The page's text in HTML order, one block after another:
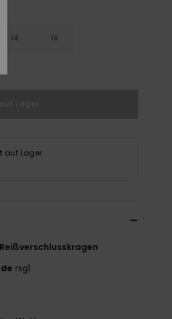
14 16
auf Lager.
rsg1